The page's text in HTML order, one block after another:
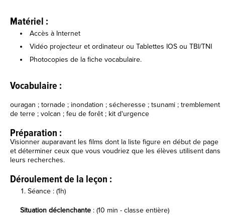
Matériel :
Accès à Internet
Vidéo projecteur et ordinateur ou Tablettes IOS ou TBI/TNI
Photocopies de la fiche vocabulaire.
Vocabulaire :
ouragan ; tornade ; inondation ; sécheresse ; tsunami ; tremblement
de terre ; volcan ; feu de forêt ; kit d'urgence
Préparation :
Visionner auparavant les films dont la liste figure en début de page
et déterminer ceux que vous voudriez que les élèves utilisent dans
leurs recherches.
Déroulement de la leçon :
Séance : (1h)
Situation déclenchante : (10 min - classe entière)